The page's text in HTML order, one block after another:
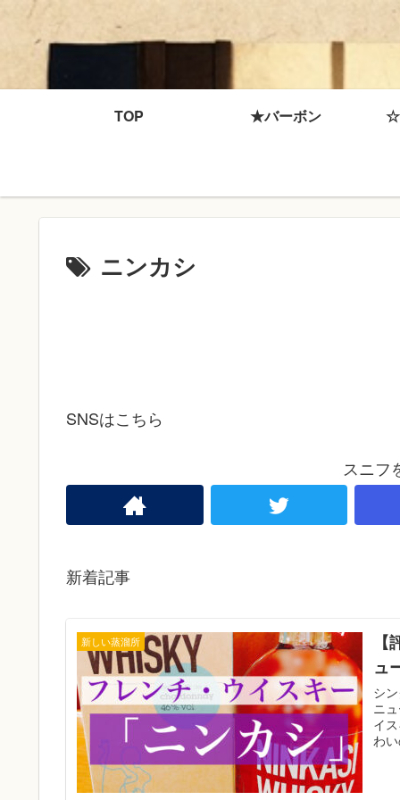
TOP ★バーボン ☆
ニンカシ
SNSはこちら
スニフ
新着記事
新しい蒸溜所
ュ
シ
ニ
イ
わ